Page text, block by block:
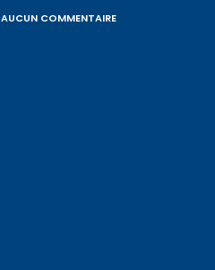
AUCUN COMMENTAIRE